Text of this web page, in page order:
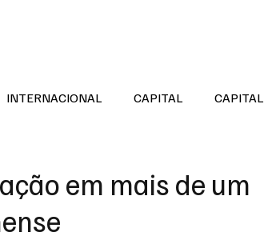
INTERNACIONAL CAPITAL CAPITAL
em mais de um